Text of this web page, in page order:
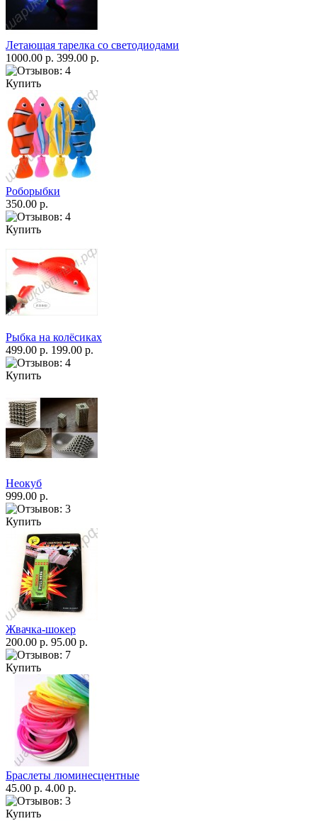
Летающая тарелка со светодиодами
1000.00 р. 399.00 р.
Купить
Роборыбки
350.00 р.
Купить
Рыбка на колёсиках
499.00 р. 199.00 р.
Купить
Неокуб
999.00 р.
Купить
Жвачка-шокер
200.00 р. 95.00 р.
Купить
Браслеты люминесцентные
45.00 р. 4.00 р.
Купить